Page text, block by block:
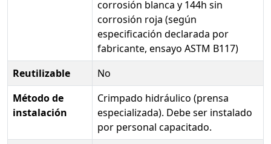
corrosión blanca y 144h sin
corrosión roja (según
especificación declarada por
fabricante, ensayo ASTM B117)
Reutilizable
No
Método de
instalación
Crimpado hidráulico (prensa
especializada). Debe ser instalado
por personal capacitado.